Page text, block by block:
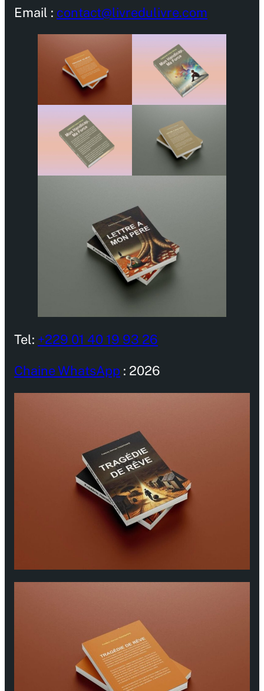
Email : contact@livredulivre.com
Tel: +229 01 40 19 93 26
Chaine WhatsApp : 2026